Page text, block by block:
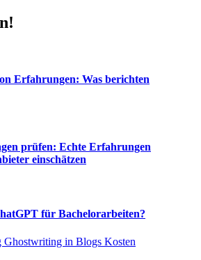
Erfahrungen: Was berichten
prüfen: Echte Erfahrungen
einschätzen
für Bachelorarbeiten?
Ghostwriting in Blogs Kosten